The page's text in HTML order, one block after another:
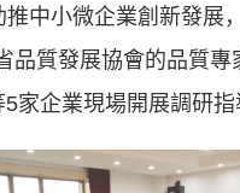
小微企業創新發展
品質發展協會的品質
家企業現場開展調研指